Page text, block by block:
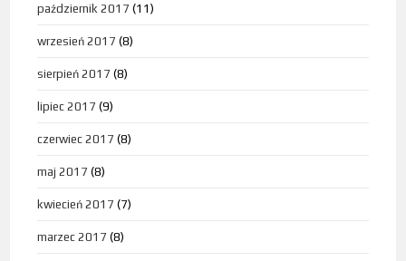
październik 2017 (11)
wrzesień 2017 (8)
sierpień 2017 (8)
lipiec 2017 (9)
czerwiec 2017 (8)
maj 2017 (8)
kwiecień 2017 (7)
marzec 2017 (8)